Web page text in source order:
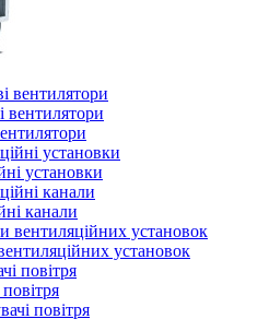
вентилятори
установки
канали
установок